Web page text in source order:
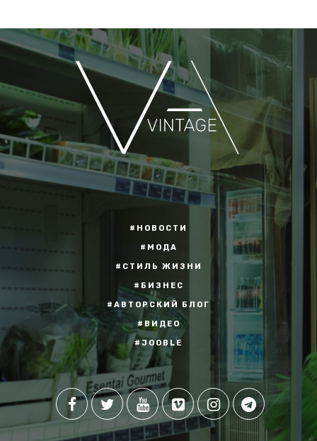
#НОВОСТИ
#МОДА
#СТИЛЬ ЖИЗНИ
#БИЗНЕС
#АВТОРСКИЙ БЛОГ
#ВИДЕО
#JOOBLE